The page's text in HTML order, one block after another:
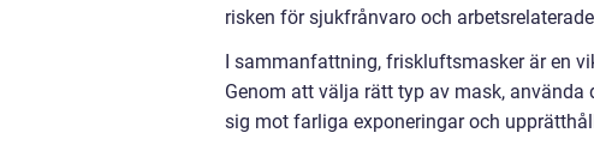
risken för sjukfrånvaro och
I sammanfattning, friskluftsmasker är en
Genom att välja rätt typ av mask, använda
sig mot farliga exponeringar och